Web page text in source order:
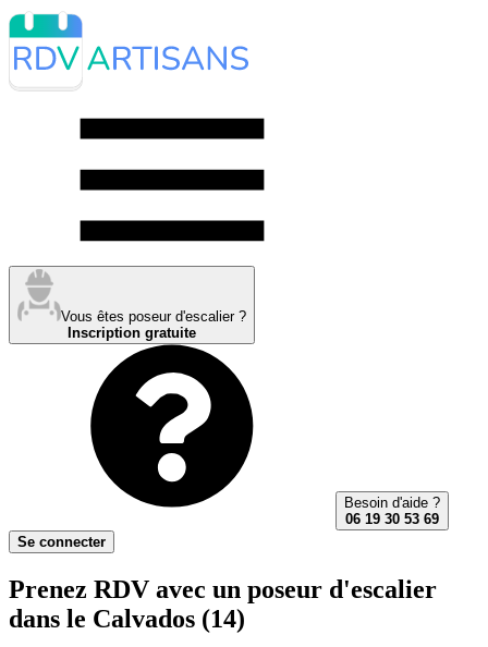
Vous êtes poseur d'escalier ?
Inscription gratuite
Besoin d'aide ?
06 19 30 53 69
Se connecter
Prenez RDV avec un poseur d'escalier
dans le Calvados (14)